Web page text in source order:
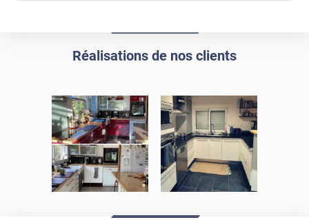
Réalisations de nos clients
Commander à la taille des carreaux et réappliquer un joint
propre par dessus